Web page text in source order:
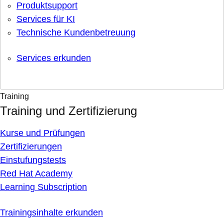
Produktsupport
Services für KI
Technische Kundenbetreuung
Services erkunden
Training
Training und Zertifizierung
Kurse und Prüfungen
Zertifizierungen
Einstufungstests
Red Hat Academy
Learning Subscription
Trainingsinhalte erkunden